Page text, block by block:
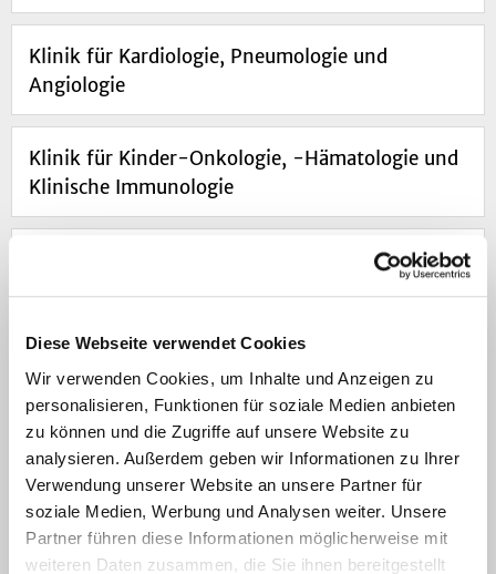
Diese Webseite verwendet Cookies
Wir verwenden Cookies, um Inhalte und Anzeigen zu
personalisieren, Funktionen für soziale Medien anbieten
zu können und die Zugriffe auf unsere Website zu
analysieren. Außerdem geben wir Informationen zu Ihrer
Verwendung unserer Website an unsere Partner für
soziale Medien, Werbung und Analysen weiter. Unsere
Partner führen diese Informationen möglicherweise mit
weiteren Daten zusammen, die Sie ihnen bereitgestellt
Klinik für Kardiologie, Pneumologie und
Angiologie
Klinik für Kinder-Onkologie, -Hämatologie und
Klinische Immunologie
Klinik für Mund-, Kiefer- und Plastische
Klinik für Neurochirurgie
Klinik für Neurologie